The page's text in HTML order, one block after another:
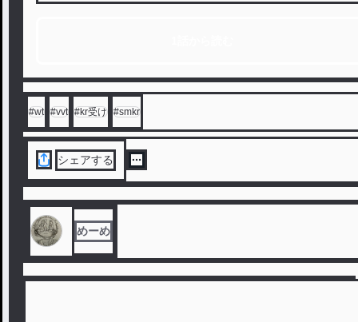
#wt #vvt #kr受け #smkr
シェアする
めーめ